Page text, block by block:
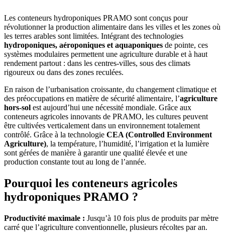
Les conteneurs hydroponiques PRAMO sont conçus pour
révolutionner la production alimentaire dans les villes et les zones où
les terres arables sont limitées. Intégrant des technologies
hydroponiques, aéroponiques et aquaponiques de pointe, ces
systèmes modulaires permettent une agriculture durable et à haut
rendement partout : dans les centres-villes, sous des climats
rigoureux ou dans des zones reculées.
En raison de l’urbanisation croissante, du changement climatique et
des préoccupations en matière de sécurité alimentaire, l’agriculture
hors-sol est aujourd’hui une nécessité mondiale. Grâce aux
conteneurs agricoles innovants de PRAMO, les cultures peuvent
être cultivées verticalement dans un environnement totalement
contrôlé. Grâce à la technologie CEA (Controlled Environment
Agriculture), la température, l’humidité, l’irrigation et la lumière
sont gérées de manière à garantir une qualité élevée et une
production constante tout au long de l’année.
Pourquoi les conteneurs agricoles
hydroponiques PRAMO ?
Productivité maximale : Jusqu’à 10 fois plus de produits par mètre
carré que l’agriculture conventionnelle, plusieurs récoltes par an.